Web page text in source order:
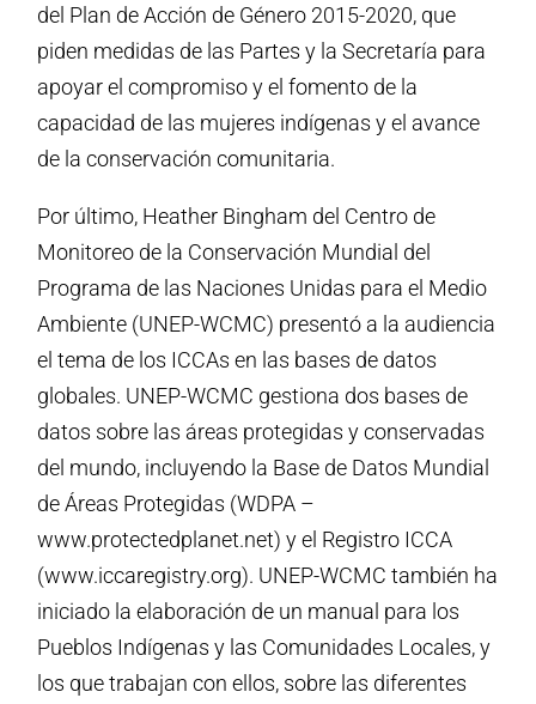
del Plan de Acción de Género 2015-2020, que
piden medidas de las Partes y la Secretaría para
apoyar el compromiso y el fomento de la
capacidad de las mujeres indígenas y el avance
de la conservación comunitaria.
Por último, Heather Bingham del Centro de
Monitoreo de la Conservación Mundial del
Programa de las Naciones Unidas para el Medio
Ambiente (UNEP-WCMC) presentó a la audiencia
el tema de los ICCAs en las bases de datos
globales. UNEP-WCMC gestiona dos bases de
datos sobre las áreas protegidas y conservadas
del mundo, incluyendo la Base de Datos Mundial
de Áreas Protegidas (WDPA –
www.protectedplanet.net) y el Registro ICCA
(www.iccaregistry.org). UNEP-WCMC también ha
iniciado la elaboración de un manual para los
Pueblos Indígenas y las Comunidades Locales, y
los que trabajan con ellos, sobre las diferentes